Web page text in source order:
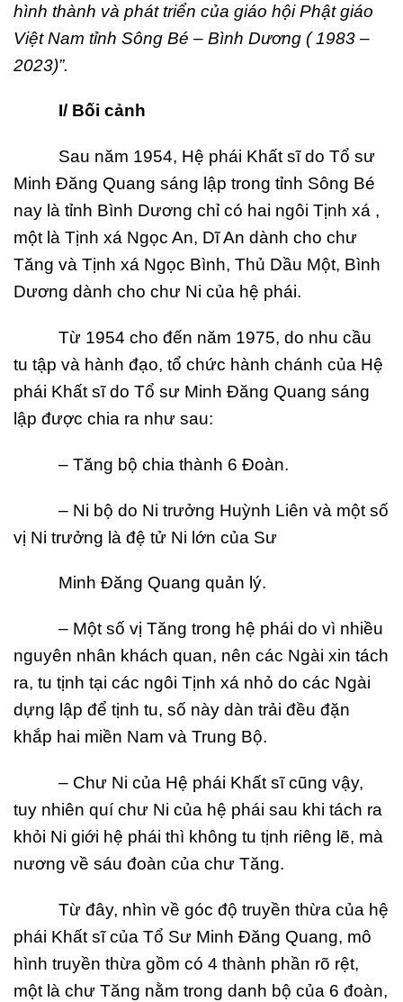
hình thành và phát triển của giáo hội Phật giáo
Việt Nam tỉnh Sông Bé – Bình Dương ( 1983 –
2023)”.
I/ Bối cảnh
Sau năm 1954, Hệ phái Khất sĩ do Tổ sư
Minh Đăng Quang sáng lập trong tỉnh Sông Bé
nay là tỉnh Bình Dương chỉ có hai ngôi Tịnh xá ,
một là Tịnh xá Ngọc An, Dĩ An dành cho chư
Tăng và Tịnh xá Ngọc Bình, Thủ Dầu Một, Bình
Dương dành cho chư Ni của hệ phái.
Từ 1954 cho đến năm 1975, do nhu cầu
tu tập và hành đạo, tổ chức hành chánh của Hệ
phái Khất sĩ do Tổ sư Minh Đăng Quang sáng
lập được chia ra như sau:
– Tăng bộ chia thành 6 Đoàn.
– Ni bộ do Ni trưởng Huỳnh Liên và một số
vị Ni trưởng là đệ tử Ni lớn của Sư
Minh Đăng Quang quản lý.
– Một số vị Tăng trong hệ phái do vì nhiều
nguyên nhân khách quan, nên các Ngài xin tách
ra, tu tịnh tại các ngôi Tịnh xá nhỏ do các Ngài
dựng lập để tịnh tu, số này dàn trải đều đặn
khắp hai miền Nam và Trung Bộ.
– Chư Ni của Hệ phái Khất sĩ cũng vậy,
tuy nhiên quí chư Ni của hệ phái sau khi tách ra
khỏi Ni giới hệ phái thì không tu tịnh riêng lẽ, mà
nương về sáu đoàn của chư Tăng.
Từ đây, nhìn về góc độ truyền thừa của hệ
phái Khất sĩ của Tổ Sư Minh Đăng Quang, mô
hình truyền thừa gồm có 4 thành phần rõ rệt,
một là chư Tăng nằm trong danh bộ của 6 đoàn,